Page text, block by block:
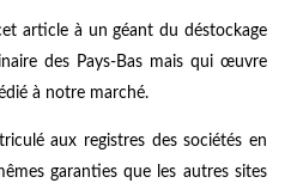
article à un géant du déstockage
des Pays-Bas mais qui œuvre
à notre marché.
aux registres des sociétés en
garanties que les autres sites